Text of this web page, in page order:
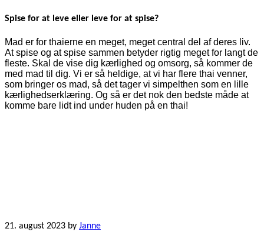
Spise for at leve eller leve for at spise?
Mad er for thaierne en meget, meget central del af deres liv.
At spise og at spise sammen betyder rigtig meget for langt de
fleste. Skal de vise dig kærlighed og omsorg, så kommer de
med mad til dig. Vi er så heldige, at vi har flere thai venner,
som bringer os mad, så det tager vi simpelthen som en lille
kærlighedserklæring. Og så er det nok den bedste måde at
komme bare lidt ind under huden på en thai!
21. august 2023 by Janne